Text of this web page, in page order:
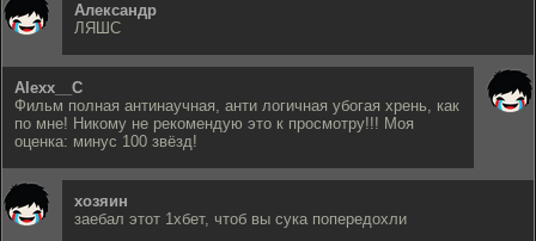
Александр
ЛЯШС
Alexx__C
Фильм полная антинаучная, анти логичная убогая хрень, как
по мне! Никому не рекомендую это к просмотру!!! Моя
оценка: минус 100 звёзд!
хозяин
заебал этот 1хбет, чтоб вы сука попередохли